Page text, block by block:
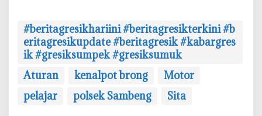
#beritagresikhariini #beritagresikterkini #b
eritagresikupdate #beritagresik #kabargres
ik #gresiksumpek #gresiksumuk
Aturan
kenalpot brong
Motor
pelajar
polsek Sambeng Sita